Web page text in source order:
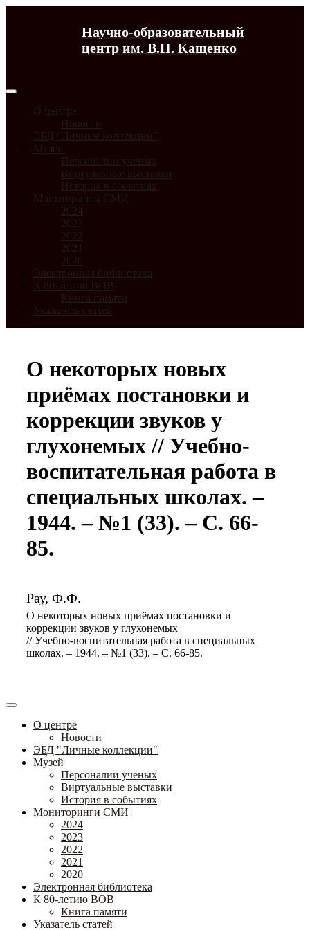
Научно-образовательный
центр им. В.П. Кащенко
О центре
Новости
ЭБД "Личные коллекции"
Музей
Персоналии ученых
Виртуальные выставки
История в событиях
Мониторинги СМИ
2024
2023
2022
2021
2020
Электронная библиотека
К 80-летию ВОВ
Книга памяти
Указатель статей
О некоторых новых
приёмах постановки и
коррекции звуков у
глухонемых // Учебно-
воспитательная работа в
специальных школах. –
1944. – №1 (33). – С. 66-
85.
Рау, Ф.Ф.
О некоторых новых приёмах постановки и
коррекции звуков у глухонемых
// Учебно-воспитательная работа в специальных
школах. – 1944. – №1 (33). – С. 66-85.
О центре
Новости
ЭБД "Личные коллекции"
Музей
Персоналии ученых
Виртуальные выставки
История в событиях
Мониторинги СМИ
2024
2023
2022
2021
2020
Электронная библиотека
К 80-летию ВОВ
Книга памяти
Указатель статей